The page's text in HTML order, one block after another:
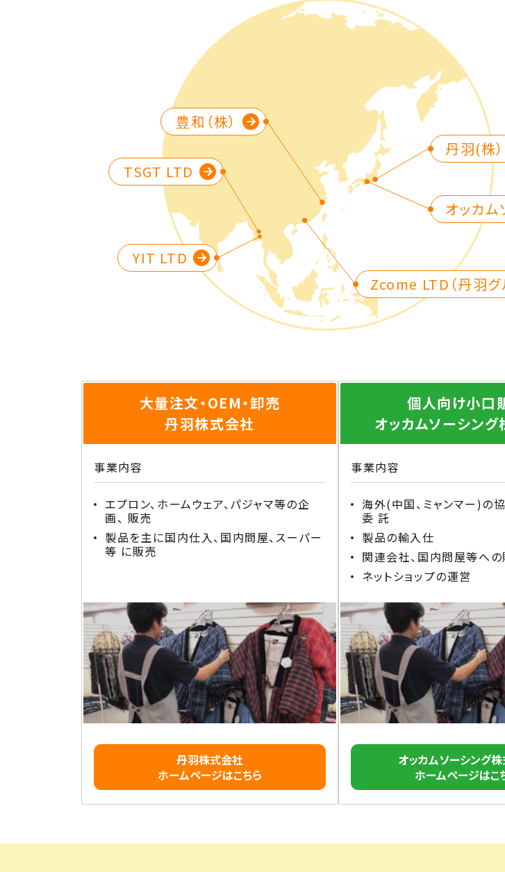
丹羽(株）
オッカム
豊和（株）
Zcome LTD（丹羽グ
TSGT LTD
YIT LTD
大量注文・OEM・卸売
丹羽株式会社
事業内容
エプロン、ホームウェア、パジャマ等の企
画、 販売
製品を主に国内仕入、国内問屋、スーパー
等 に販売
丹羽株式会社
ホームページはこちら
個人向け小口
オッカムソーシン
事業内容
海外(中国、ミャンマー)の
委 託
製品の輸入仕
関連会社、国内問屋等へ
ネットショップの運営
オッカムソーシング
ホームページはこ